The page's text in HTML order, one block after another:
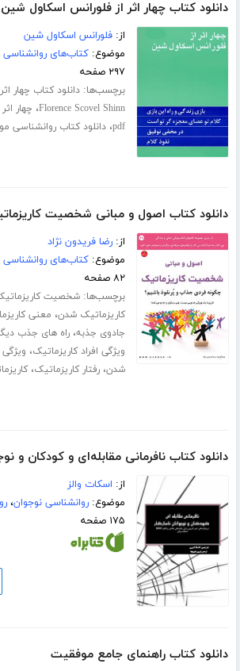
دانلود کتاب چهار اثر از فلورانس اسکاول شین
از:فلورانس اسکاول شین
موضوع:کتاب‌های روانشناسی
۲۹۷ صفحه
برچسب‌ها:دانلود کتاب چهار
Florence Scovel Shinn، چهار
pdf،دانلود کتاب روانشناسی
دانلود کتاب اصول و مبانی شخصیت
از:رضا فریدون نژاد
موضوع:کتاب‌های روانشناسی
۸۲ صفحه
برچسب‌ها:شخصیت
کاریزماتیک شدن، معنی کاریزما
جادوی جذبه،راه‌ های جذب
ویژگی افراد کاریزماتیک، ویژگی
شدن،رفتار کاریزماتیک،
دانلود کتاب نافرمانی مقابله‌ای و کودکان و
از: اسکات والز
موضوع:روانشناسی نوجوان،
۱۷۵ صفحه
دانلود کتاب راهنمای جامع موفقیت